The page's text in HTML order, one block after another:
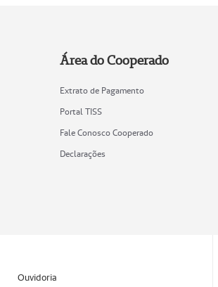
Área do Cooperado
Extrato de Pagamento
Portal TISS
Fale Conosco Cooperado
Declarações
Ouvidoria